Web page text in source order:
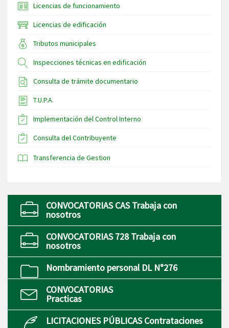
Licencias de funcionamiento
Licencias de edificación
Tributos municipales
Inspecciones técnicas en edificación
Consulta de trámite documentario
T.U.P.A.
Implementación del Control Interno
Consulta del Contribuyente
Transferencia de Gestion
CONVOCATORIAS CAS Trabaja con
nosotros
CONVOCATORIAS 728 Trabaja con
nosotros
Nombramiento personal DL N°276
CONVOCATORIAS
Practicas
LICITACIONES PÚBLICAS Contrataciones